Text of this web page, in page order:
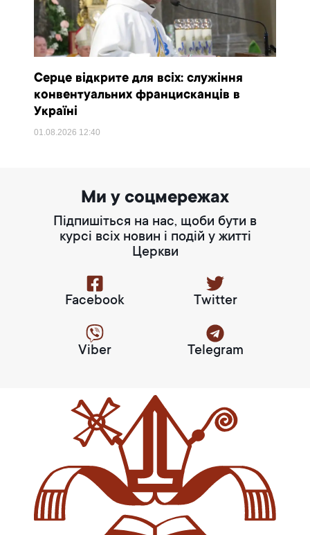
Серце відкрите для всіх: служіння
конвентуальних францисканців в
Україні
01.08.2026 12:40
Ми у соцмережах
Підпишіться на нас, щоби бути в
курсі всіх новин і подій у житті
Церкви
Facebook Twitter
Viber Telegram